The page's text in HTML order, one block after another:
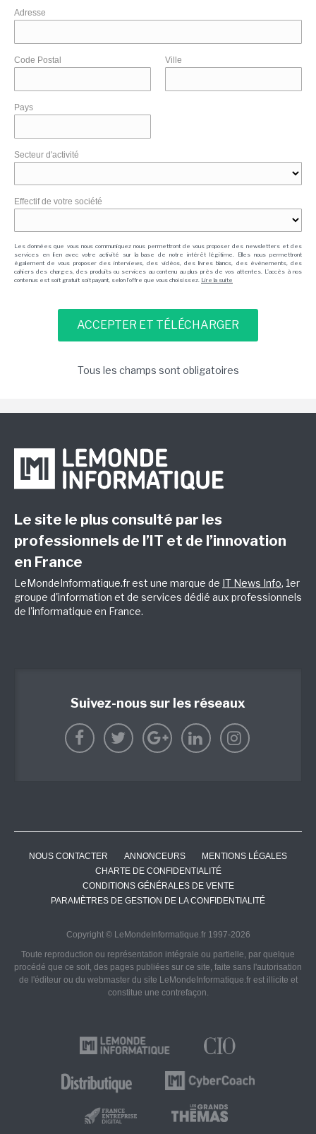
Adresse
Code Postal Ville
Pays
Secteur d'activité
Effectif de votre société
Les données que vous nous communiquez nous permettront de vous proposer des newsletters et des
services en lien avec votre activité sur la base de notre intérêt légitime. Elles nous permettront
également de vous proposer des interviews, des vidéos, des livres blancs, des événements, des
cahiers des charges, des produits ou services au contenu au plus près de vos attentes. L'accès à nos
contenus est soit gratuit soit payant, selon l'offre que vous choisissez. Lire la suite
Tous les champs sont obligatoires
Le site le plus consulté par les
professionnels de l’IT et de l’innovation
en France
LeMondeInformatique.fr est une marque de IT News Info, 1er
groupe d'information et de services dédié aux professionnels
de l'informatique en France.
Suivez-nous sur les réseaux
NOUS CONTACTER ANNONCEURS
MENTIONS LÉGALES
CHARTE DE CONFIDENTIALITÉ
CONDITIONS GÉNÉRALES DE VENTE
PARAMÈTRES DE GESTION DE LA CONFIDENTIALITÉ
Copyright © LeMondeInformatique.fr 1997-2026
Toute reproduction ou représentation intégrale ou partielle, par quelque
procédé que ce soit, des pages publiées sur ce site, faite sans l'autorisation
de l'éditeur ou du webmaster du site LeMondeInformatique.fr est illicite et
constitue une contrefaçon.